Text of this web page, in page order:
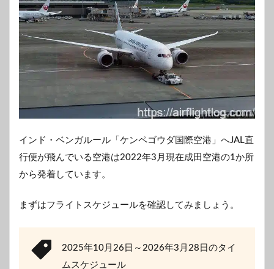
インド・ベンガルール「ケンペゴウダ国際空港」へJAL直
行便が飛んでいる空港は2022年3月現在成田空港の1か所
から発着しています。
まずはフライトスケジュールを確認してみましょう。
2025年10月26日～2026年3月28日のタイ
ムスケジュール